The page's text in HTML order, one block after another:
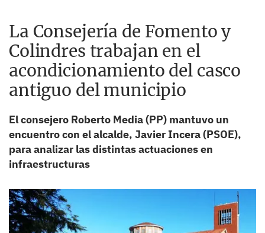
La Consejería de Fomento y
Colindres trabajan en el
acondicionamiento del casco
antiguo del municipio
El consejero Roberto Media (PP) mantuvo un
encuentro con el alcalde, Javier Incera (PSOE),
para analizar las distintas actuaciones en
infraestructuras